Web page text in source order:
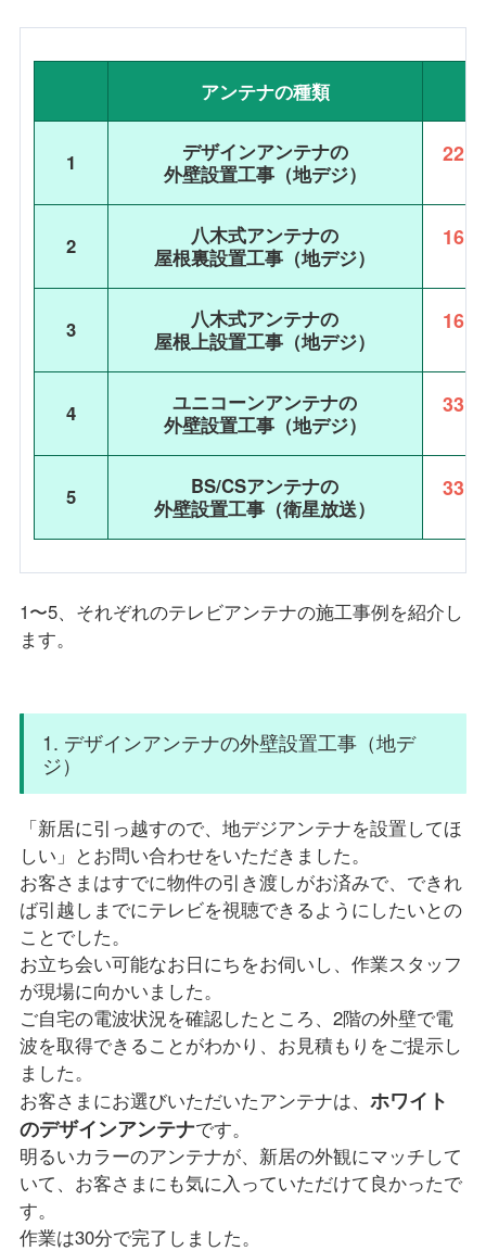
アンテナの種類
1
デザインアンテナの
外壁設置工事（地デジ）
2
八木式アンテナの
屋根裏設置工事（地デジ）
3
八木式アンテナの
屋根上設置工事（地デジ）
4
ユニコーンアンテナの
外壁設置工事（地デジ）
5
BS/CSアンテナの
外壁設置工事（衛星放送）
1〜5、それぞれのテレビアンテナの施工事例を紹介し
ます。
1. デザインアンテナの外壁設置工事（地デ
ジ）
「新居に引っ越すので、地デジアンテナを設置してほ
しい」とお問い合わせをいただきました。
お客さまはすでに物件の引き渡しがお済みで、できれ
ば引越しまでにテレビを視聴できるようにしたいとの
ことでした。
お立ち会い可能なお日にちをお伺いし、作業スタッフ
が現場に向かいました。
ご自宅の電波状況を確認したところ、2階の外壁で電
波を取得できることがわかり、お見積もりをご提示し
ました。
お客さまにお選びいただいたアンテナは、 ホワイト
のデザインアンテナです。
明るいカラーのアンテナが、新居の外観にマッチして
いて、お客さまにも気に入っていただけて良かったで
す。
作業は30分で完了しました。